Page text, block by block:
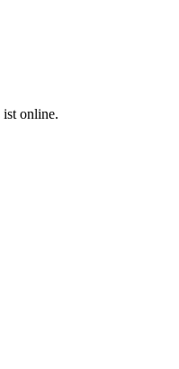
ist online.